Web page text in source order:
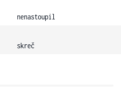
nenastoupil
skreč